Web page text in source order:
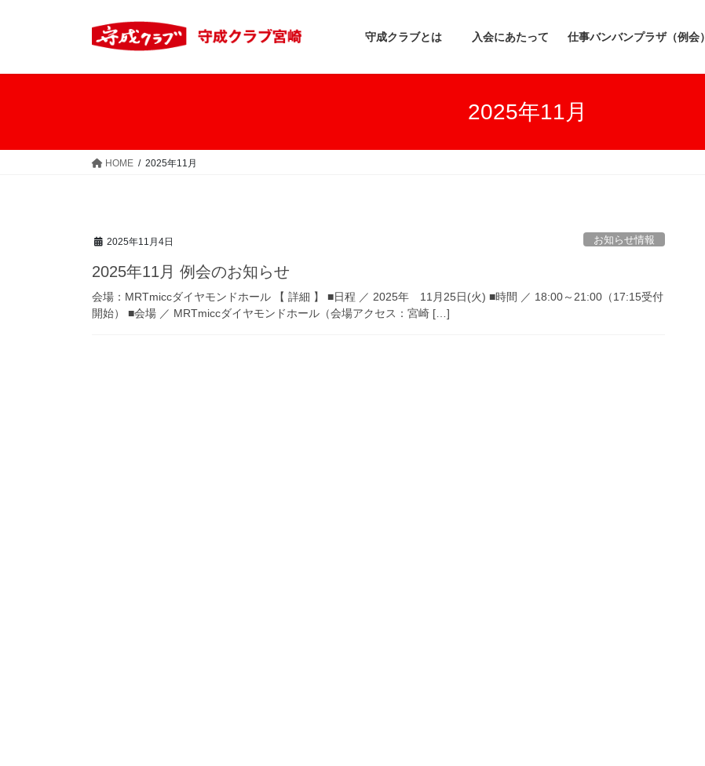
守成クラブとは 入会にあたって 仕事バンバンプラザ（例会）
2025年11月
HOME 2025年11月
2025年11月4日 お知らせ情報
2025年11月 例会のお知らせ
会場：MRTmiccダイヤモンドホール 【 詳細 】 ■日程 ／ 2025年 11月25日(火) ■時間 ／ 18:00～21:00（17:15受付
開始） ■会場 ／ MRTmiccダイヤモンドホール（会場アクセス：宮崎 […]